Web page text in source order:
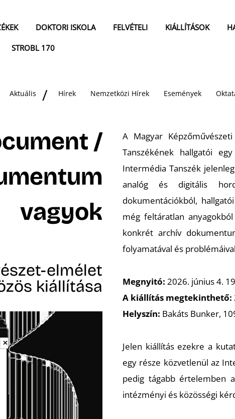
DOKTORI ISKOLA FELVÉTELI KIÁLLÍTÁSOK
STROBL 170
Aktuális Hírek Nemzetközi Hírek Események
/
vagyok
elmélet
kiállítása
A Magyar
Tanszékének hallgatói
Intermédia Tanszék
analóg és digitális
dokumentációkból,
még feltáratlan
konkrét archív
folyamatával és
Megnyitó: 2026. június 4.
A kiállítás megtekinthető:
Helyszín: Bakáts Bunker,
Jelen kiállítás ezekre a
egy része közvetlenül az
pedig tágabb értelemben
intézményi és közösségi